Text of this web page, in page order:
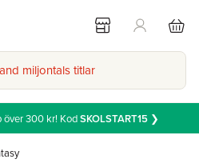
miljontals titlar
över 300 kr! KodSKOLSTART15 ❯